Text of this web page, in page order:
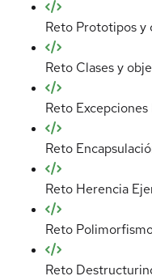
Reto Prototipos y
Reto Clases y
Reto Excepciones
Reto
Reto Herencia
Reto
Reto